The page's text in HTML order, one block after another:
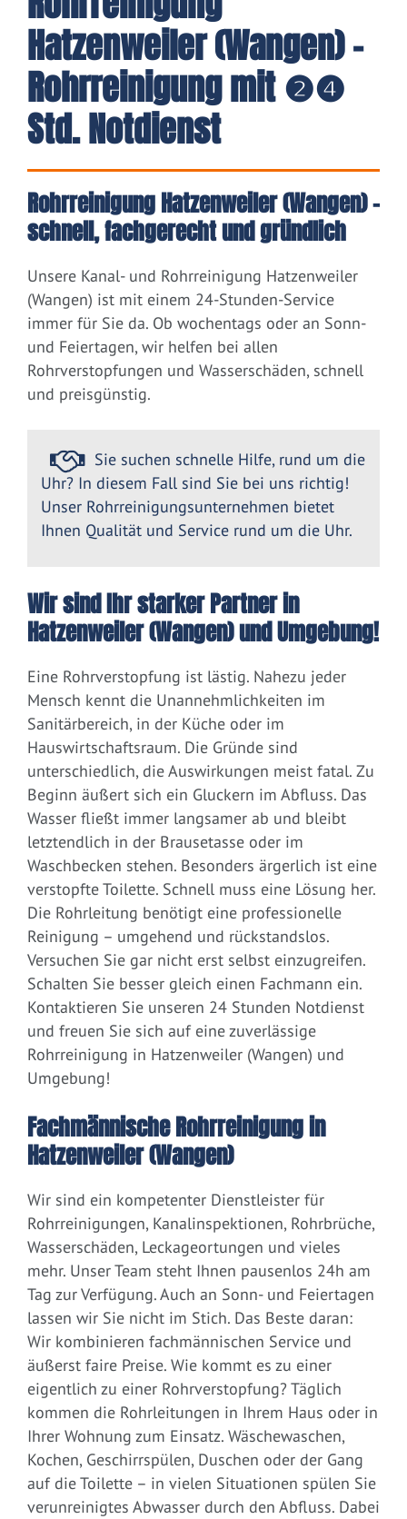
Hatzenweiler (Wangen) -
Rohrreinigung mit ❷❹
Std. Notdienst
Rohrreinigung Hatzenweiler (Wangen) –
schnell, fachgerecht und gründlich
Unsere Kanal- und Rohrreinigung Hatzenweiler
(Wangen) ist mit einem 24-Stunden-Service
immer für Sie da. Ob wochentags oder an Sonn-
und Feiertagen, wir helfen bei allen
Rohrverstopfungen und Wasserschäden, schnell
und preisgünstig.
Sie suchen schnelle Hilfe, rund um die
Uhr? In diesem Fall sind Sie bei uns richtig!
Unser Rohrreinigungsunternehmen bietet
Ihnen Qualität und Service rund um die Uhr.
Wir sind Ihr starker Partner in
Hatzenweiler (Wangen) und Umgebung!
Eine Rohrverstopfung ist lästig. Nahezu jeder
Mensch kennt die Unannehmlichkeiten im
Sanitärbereich, in der Küche oder im
Hauswirtschaftsraum. Die Gründe sind
unterschiedlich, die Auswirkungen meist fatal. Zu
Beginn äußert sich ein Gluckern im Abfluss. Das
Wasser fließt immer langsamer ab und bleibt
letztendlich in der Brausetasse oder im
Waschbecken stehen. Besonders ärgerlich ist eine
verstopfte Toilette. Schnell muss eine Lösung her.
Die Rohrleitung benötigt eine professionelle
Reinigung – umgehend und rückstandslos.
Versuchen Sie gar nicht erst selbst einzugreifen.
Schalten Sie besser gleich einen Fachmann ein.
Kontaktieren Sie unseren 24 Stunden Notdienst
und freuen Sie sich auf eine zuverlässige
Rohrreinigung in Hatzenweiler (Wangen) und
Umgebung!
Fachmännische Rohrreinigung in
Hatzenweiler (Wangen)
Wir sind ein kompetenter Dienstleister für
Rohrreinigungen, Kanalinspektionen, Rohrbrüche,
Wasserschäden, Leckageortungen und vieles
mehr. Unser Team steht Ihnen pausenlos 24h am
Tag zur Verfügung. Auch an Sonn- und Feiertagen
lassen wir Sie nicht im Stich. Das Beste daran:
Wir kombinieren fachmännischen Service und
äußerst faire Preise. Wie kommt es zu einer
eigentlich zu einer Rohrverstopfung? Täglich
kommen die Rohrleitungen in Ihrem Haus oder in
Ihrer Wohnung zum Einsatz. Wäschewaschen,
Kochen, Geschirrspülen, Duschen oder der Gang
auf die Toilette – in vielen Situationen spülen Sie
verunreinigtes Abwasser durch den Abfluss. Dabei